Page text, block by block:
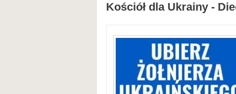
Kościół dla Ukrainy -